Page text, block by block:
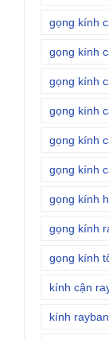
gọng kính
gọng kính
gọng kính
gọng kính
gọng kính
gọng kính
gọng kính
gọng kính
gọng kính
kính cận
kính rayban